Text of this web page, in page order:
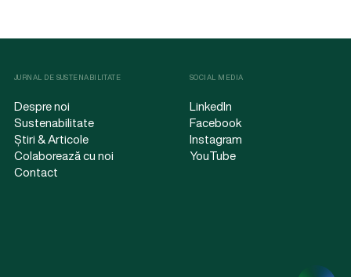
JURNAL DE SUSTENABILITATE
Despre noi
Sustenabilitate
Știri & Articole
Colaborează cu noi
Contact
SOCIAL MEDIA
LinkedIn
Facebook
Instagram
YouTube